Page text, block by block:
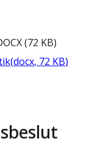
(72 KB)
(docx, 72 KB)